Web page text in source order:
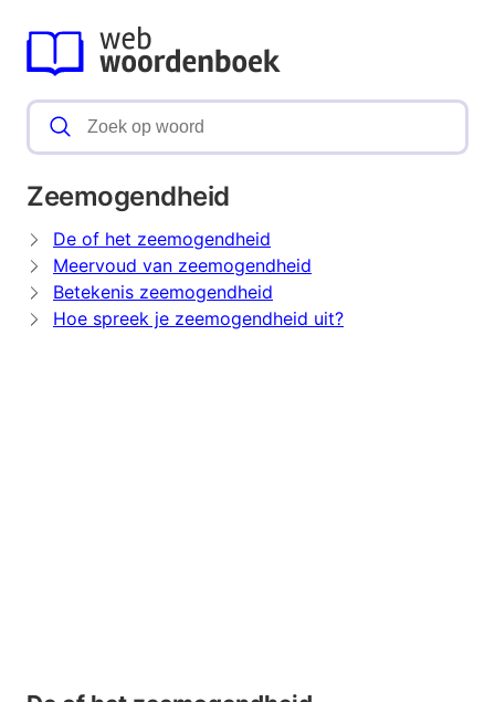
Zeemogendheid
De of het zeemogendheid
Meervoud van zeemogendheid
Betekenis zeemogendheid
Hoe spreek je zeemogendheid uit?